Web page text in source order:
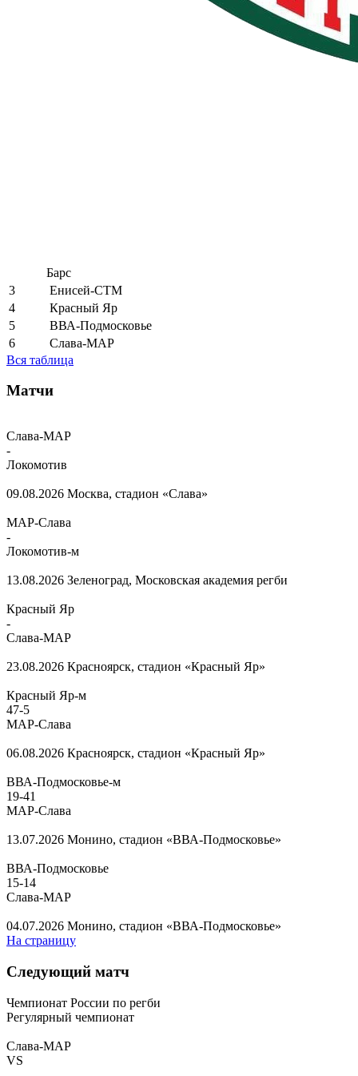
Барс
3
Енисей-СТМ
4
Красный Яр
5
ВВА-Подмосковье
6
Слава-МАР
Вся таблица
Матчи
Слава-МАР
-
Локомотив
09.08.2026 Москва, стадион «Слава»
МАР-Слава
-
Локомотив-м
13.08.2026 Зеленоград, Московская академия регби
Красный Яр
-
Слава-МАР
23.08.2026 Красноярск, стадион «Красный Яр»
Красный Яр-м
47-5
МАР-Слава
06.08.2026 Красноярск, стадион «Красный Яр»
ВВА-Подмосковье-м
19-41
МАР-Слава
13.07.2026 Монино, стадион «ВВА-Подмосковье»
ВВА-Подмосковье
15-14
Слава-МАР
04.07.2026 Монино, стадион «ВВА-Подмосковье»
На страницу
Следующий матч
Чемпионат России по регби
Регулярный чемпионат
Слава-МАР
VS